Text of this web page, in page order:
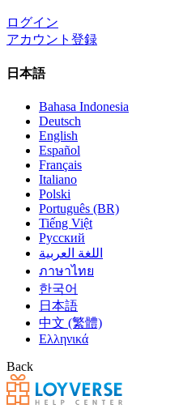
ログイン
アカウント登録
日本語
Bahasa Indonesia
Deutsch
English
Español
Français
Italiano
Polski
Português (BR)
Tiếng Việt
Русский
اللغة العربية
ภาษาไทย
한국어
日本語
中文 (繁體)
Ελληνικά
Back